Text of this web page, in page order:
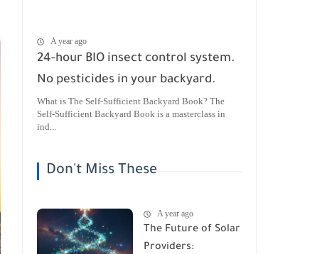
A year ago
24-hour BIO insect control system.
No pesticides in your backyard.
What is The Self-Sufficient Backyard Book? The
Self-Sufficient Backyard Book is a masterclass in
ind...
Don't Miss These
A year ago
The Future of Solar
Providers: